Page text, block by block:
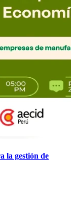
la gestión de